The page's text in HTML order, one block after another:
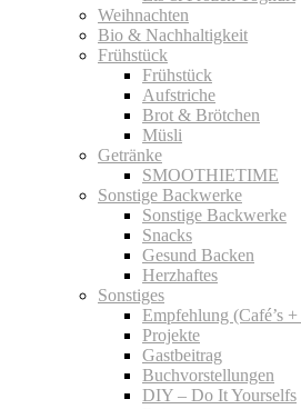
Weihnachten
Bio & Nachhaltigkeit
Frühstück
Frühstück
Aufstriche
Brot & Brötchen
Müsli
Getränke
SMOOTHIETIME
Sonstige Backwerke
Sonstige Backwerke
Snacks
Gesund Backen
Herzhaftes
Sonstiges
Empfehlung (Café’s +
Projekte
Gastbeitrag
Buchvorstellungen
DIY – Do It Yourselfs